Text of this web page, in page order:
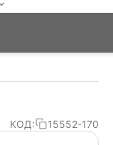
КОД: 15552-170